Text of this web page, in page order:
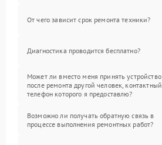
От чего зависит срок ремонта техники?
Диагностика проводится бесплатно?
Может ли вместо меня принять устройство
после ремонта другой человек, контактный
телефон которого я предоставлю?
Возможно ли получать обратную связь в
процессе выполнения ремонтных работ?